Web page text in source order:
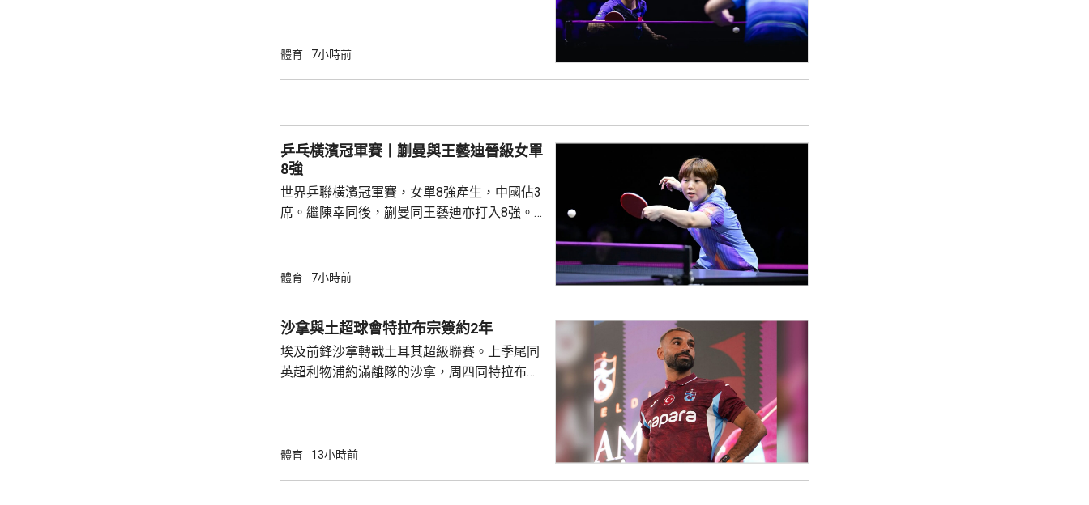
球手，全軍覆沒。 法國的艾歷斯勒布倫，先失
晙誠。至於張禹珍就會硬撼頭號種子松島輝
空。
體育 7小時前
乒乓橫濱冠軍賽丨蒯曼與王藝迪晉級女單
8強
世界乒聯橫濱冠軍賽，女單8強產生，中國佔3
席。繼陳幸同後，蒯曼同王藝迪亦打入8強。
11:6，將與日本的早日希娜爭入4強。早日希
「刁時」輸14:16，但之後表現漸入佳境，連
贏11:8、11:5及11:8反勝，8強會遇...
體育 7小時前
沙拿與土超球會特拉布宗簽約2年
埃及前鋒沙拿轉戰土耳其超級聯賽。上季尾同
英超利物浦約滿離隊的沙拿，周四同特拉布宗
加盟是希望為特拉布宗奪取錦標及榮譽。 特拉
體育 13小時前